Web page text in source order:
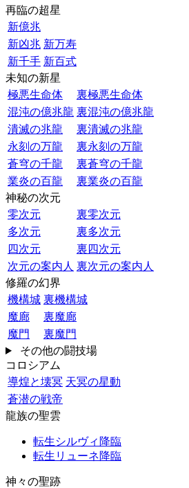
再臨の超星
新億兆
新凶兆 新万寿
新千手 新百式
未知の新星
極悪生命体
裏極悪生命体
混沌の億兆龍 裏混沌の億兆龍
潰滅の兆龍
裏潰滅の兆龍
永刻の万龍
裏永刻の万龍
蒼穹の千龍
裏蒼穹の千龍
業炎の百龍
裏業炎の百龍
神秘の次元
零次元
裏零次元
多次元
裏多次元
四次元
裏四次元
次元の案内人 裏次元の案内人
修羅の幻界
機構城 裏機構城
魔廊
裏魔廊
魔門
裏魔門
その他の闘技場
コロシアム
導煌と壊冥 天冥の星動
蒼潜の戦帝
龍族の聖雲
転生シルヴィ降臨
転生リューネ降臨
神々の聖跡